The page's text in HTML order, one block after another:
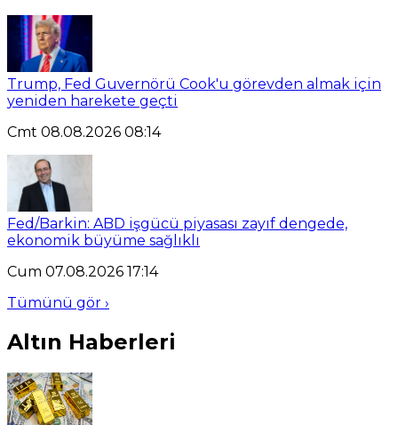
Trump, Fed Guvernörü Cook'u görevden almak için
yeniden harekete geçti
Cmt 08.08.2026 08:14
Fed/Barkin: ABD işgücü piyasası zayıf dengede,
ekonomik büyüme sağlıklı
Cum 07.08.2026 17:14
Tümünü gör ›
Altın Haberleri